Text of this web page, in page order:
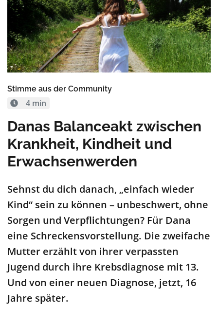
Stimme aus der Community
4 min
Danas Balanceakt zwischen
Krankheit, Kindheit und
Erwachsenwerden
Sehnst du dich danach, „einfach wieder
Kind“ sein zu können – unbeschwert, ohne
Sorgen und Verpflichtungen? Für Dana
eine Schreckensvorstellung. Die zweifache
Mutter erzähltvon ihrerverpassten
Jugend durch ihre Krebsdiagnose mit 13.
Und von einer neuen Diagnose, jetzt, 16
Jahre später.